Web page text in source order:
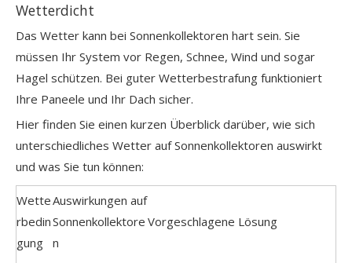
Wetterdicht
Das Wetter kann bei Sonnenkollektoren hart sein. Sie
müssen Ihr System vor Regen, Schnee, Wind und sogar
Hagel schützen. Bei guter Wetterbestrafung funktioniert
Ihre Paneele und Ihr Dach sicher.
Hier finden Sie einen kurzen Überblick darüber, wie sich
unterschiedliches Wetter auf Sonnenkollektoren auswirkt
und was Sie tun können:
Wette
rbedin
gung
Auswirkungen auf
Sonnenkollektore
n
Vorgeschlagene Lösung